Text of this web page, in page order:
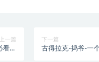
上一篇
课
下一篇
古得拉克-捣爷-一